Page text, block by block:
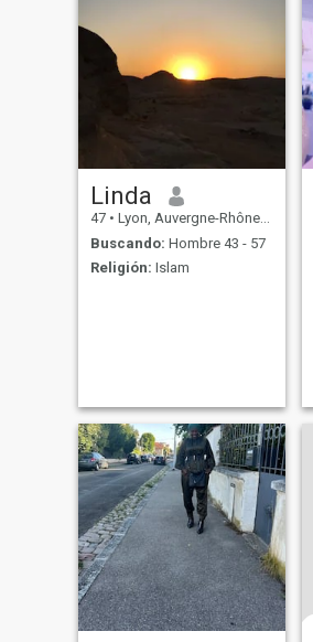
Linda
47 • Lyon, Auvergne-Rhône-Alpes, Francia
Buscando: Hombre 43 - 57
Religión: Islam